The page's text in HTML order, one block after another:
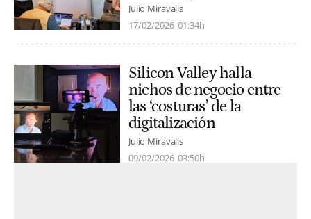
Julio Miravalls
17/02/2026 01:34h
Silicon Valley halla
nichos de negocio entre
las ‘costuras’ de la
digitalización
Julio Miravalls
09/02/2026 03:50h